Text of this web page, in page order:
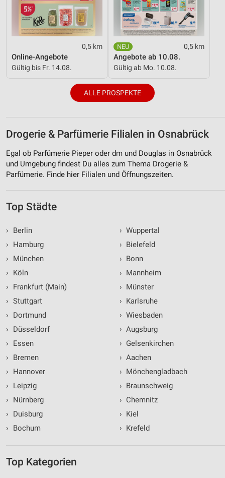
0,5 km
Online-Angebote
Gültig bis Fr. 14.08.
0,5 km
Angebote ab 10.08.
Gültig ab Mo. 10.08.
ALLE PROSPEKTE
Drogerie & Parfümerie Filialen in Osnabrück
Egal ob Parfümerie Pieper oder dm und Douglas in Osnabrück
und Umgebung findest Du alles zum Thema Drogerie &
Parfümerie. Finde hier Filialen und Öffnungszeiten.
Top Städte
›
Berlin
›
Hamburg
›
München
›
Köln
›
Frankfurt (Main)
› Stuttgart
›
Dortmund
›
Düsseldorf
›
Essen
›
Bremen
›
Hannover
›
Leipzig
›
Nürnberg
›
Duisburg
›
Bochum
› Wuppertal
› Bielefeld
› Bonn
› Mannheim
› Münster
› Karlsruhe
› Wiesbaden
› Augsburg
› Gelsenkirchen
› Aachen
› Mönchengladbach
› Braunschweig
› Chemnitz
› Kiel
› Krefeld
Top Kategorien